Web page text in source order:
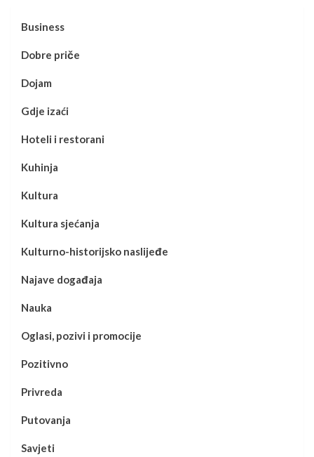
Business
Dobre priče
Dojam
Gdje izaći
Hoteli i restorani
Kuhinja
Kultura
Kultura sjećanja
Kulturno-historijsko naslijeđe
Najave događaja
Nauka
Oglasi, pozivi i promocije
Pozitivno
Privreda
Putovanja
Savjeti